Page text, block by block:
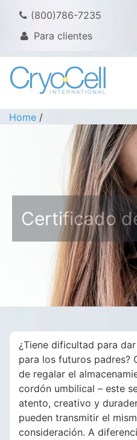
(800)786-7235
Para clientes
Home /
Certificado
¿Tiene dificultad para
para los futuros padres?
de regalar el
cordón umbilical – este
atento, creativo y
pueden transmitir el
consideración. A